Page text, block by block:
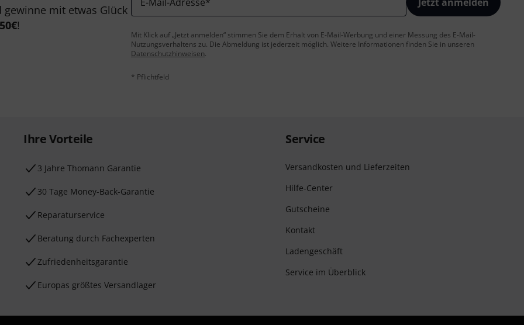
mit etwas Glück
50€!
Mit Klick auf „Jetzt anmelden“ stimmen Sie dem Erhalt von E-Mail-Werbung und einer Messung des E-Mail-
Nutzungsverhaltens zu. Die Abmeldung ist jederzeit möglich. Weitere Informationen finden Sie in unseren
Datenschutzhinweisen.
* Pflichtfeld
Ihre Vorteile
3 Jahre Thomann Garantie
30 Tage Money-Back-Garantie
Reparaturservice
Beratung durch Fachexperten
Zufriedenheitsgarantie
Europas größtes Versandlager
Service
Versandkosten und Lieferzeiten
Hilfe-Center
Gutscheine
Kontakt
Ladengeschäft
Service im Überblick